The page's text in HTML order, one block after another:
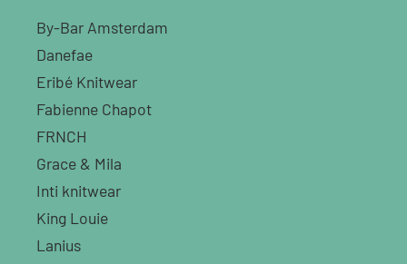
By-Bar Amsterdam
Danefae
Eribé Knitwear
Fabienne Chapot
FRNCH
Grace & Mila
Inti knitwear
King Louie
Lanius